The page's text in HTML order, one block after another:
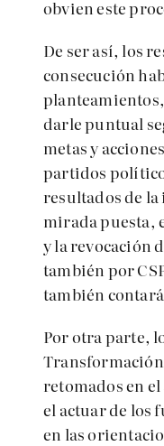
obvien este
De ser así, los
consecución
darle puntual
metas y
partidos
resultados de
mirada puesta,
y la revocación
también por
también
Por otra parte,
retomados en
el actuar de los
en las